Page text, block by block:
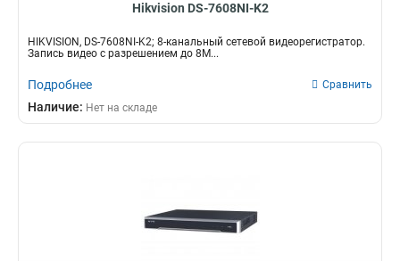
Hikvision DS-7608NI-K2
HIKVISION, DS-7608NI-K2; 8-канальный сетевой видеорегистратор.
Запись видео с разрешением до 8М...
Подробнее Сравнить
Наличие: Нет на складе